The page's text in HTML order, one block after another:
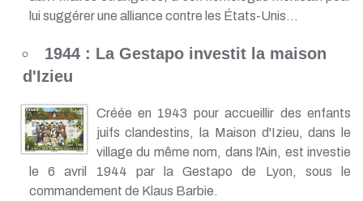
lui suggérer une alliance contre les États-Unis...
1944 : La Gestapo investit la maison
d'Izieu
Créée en 1943 pour accueillir des enfants
juifs clandestins, la Maison d'Izieu, dans le
village du même nom, dans l'Ain, est investie
le 6 avril 1944 par la Gestapo de Lyon, sous le
commandement de Klaus Barbie.